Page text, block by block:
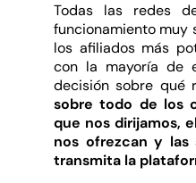
Todas las redes
funcionamiento muy
los afiliados más
con la mayoría de
decisión sobre qué
sobre todo de los
que nos dirijamos,
nos ofrezcan y las
transmita la